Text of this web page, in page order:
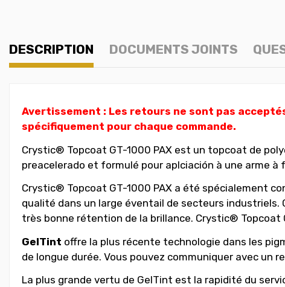
DESCRIPTION DOCUMENTS JOINTS
Avertissement : Les retours ne sont pas
spécifiquement pour chaque commande.
Crystic® Topcoat GT-1000 PAX est un topcoat de
preacelerado et formulé pour aplciación à une arme à
Crystic® Topcoat GT-1000 PAX a été spécialement
qualité dans un large éventail de secteurs
très bonne rétention de la brillance. Crystic® Topcoat
GelTint offre la plus récente technologie dans les
de longue durée. Vous pouvez communiquer avec
La plus grande vertu de GelTint est la rapidité du